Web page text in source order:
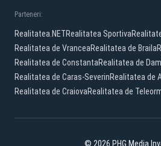
Parteneri:
Realitatea.NETRealitatea Sportiva
Realitatea de VranceaRealitatea de Braila
Realitatea de ConstantaRealitatea de
Realitatea de Caras-SeverinRealitatea de
Realitatea de CraiovaRealitatea de
© 2026 PHG Media